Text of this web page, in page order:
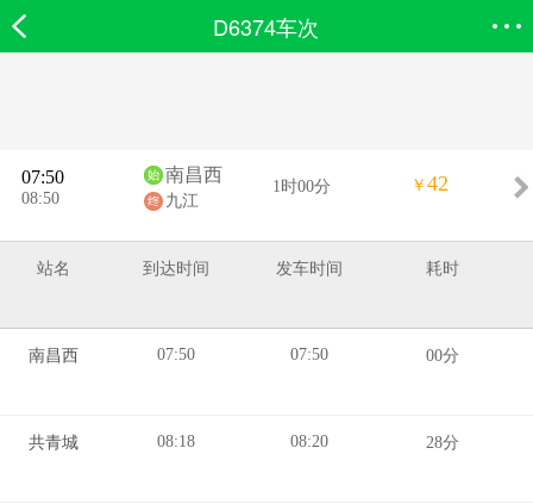
D6374车次
07:50
08:50
南昌西
九江
1时00分 ￥ 42
站名 到达时间 发车时间 耗时
南昌西 07:50 07:50 00分
共青城 08:18 08:20 28分